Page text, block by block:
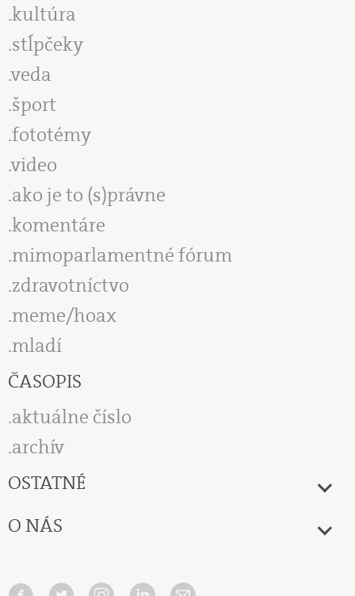
kultúra
stĺpčeky
veda
šport
fototémy
video
ako je to (s)právne
komentáre
mimoparlamentné fórum
zdravotníctvo
meme/hoax
mladí
ČASOPIS
aktuálne číslo
archív
OSTATNÉ
O NÁS